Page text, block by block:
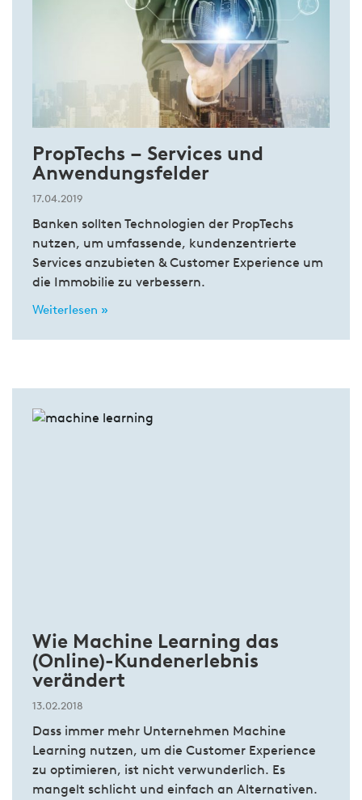
PropTechs – Services und
Anwendungsfelder
17.04.2019
Banken sollten Technologien der PropTechs
nutzen, um umfassende, kundenzentrierte
Services anzubieten & Customer Experience um
die Immobilie zu verbessern.
Weiterlesen »
Wie Machine Learning das
(Online)-Kundenerlebnis
verändert
13.02.2018
Dass immer mehr Unternehmen Machine
Learning nutzen, um die Customer Experience
zu optimieren, ist nicht verwunderlich. Es
mangelt schlicht und einfach an Alternativen.